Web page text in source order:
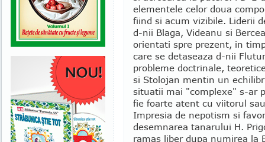
elementele celor doua
fiind si acum vizibile. Liderii
d-nii Blaga, Videanu si
orientati spre prezent, in
care se detaseaza d-nii
probleme doctrinale,
si Stolojan mentin un
situatii mai "complexe" s-ar
fie foarte atent cu viitorul
Impresia de nepotism si
desemnarea tanarului H.
ramas liber dupa numirea la